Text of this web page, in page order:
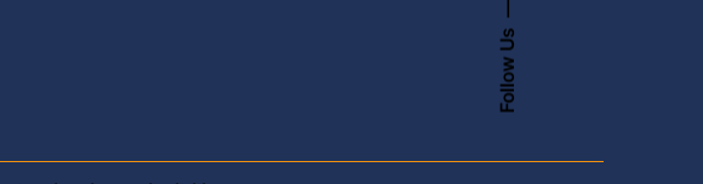
Follow Us